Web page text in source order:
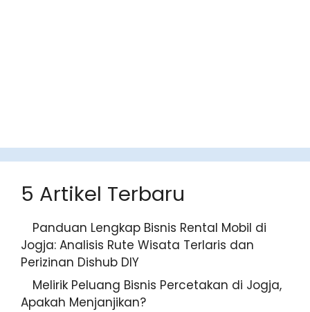
5 Artikel Terbaru
Panduan Lengkap Bisnis Rental Mobil di
Jogja: Analisis Rute Wisata Terlaris dan
Perizinan Dishub DIY
Melirik Peluang Bisnis Percetakan di Jogja,
Apakah Menjanjikan?